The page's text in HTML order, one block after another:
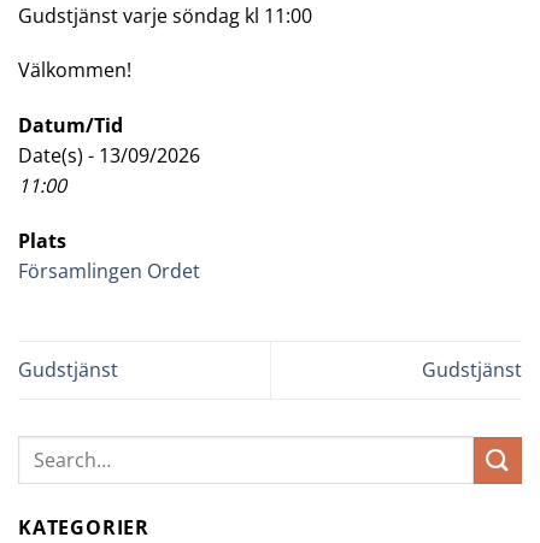
Gudstjänst varje söndag kl 11:00
Välkommen!
Datum/Tid
Date(s) - 13/09/2026
11:00
Plats
Församlingen Ordet
Gudstjänst Gudstjänst
KATEGORIER